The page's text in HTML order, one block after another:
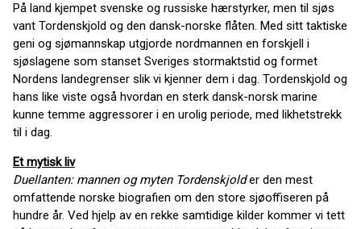
På land kjempet svenske og russiske hærstyrker, men til sjøs
vant Tordenskjold og den dansk-norske flåten. Med sitt taktiske
geni og sjømannskap utgjorde nordmannen en forskjell i
sjøslagene som stanset Sveriges stormaktstid og formet
Nordens landegrenser slik vi kjenner dem i dag. Tordenskjold og
hans like viste også hvordan en sterk dansk-norsk marine
kunne temme aggressorer i en urolig periode, med likhetstrekk
til i dag.
Et mytisk liv
Duellanten: mannen og myten Tordenskjolder den mest
omfattende norske biografien om den store sjøoffiseren på
hundre år. Ved hjelp av en rekke samtidige kilder kommer vi tett